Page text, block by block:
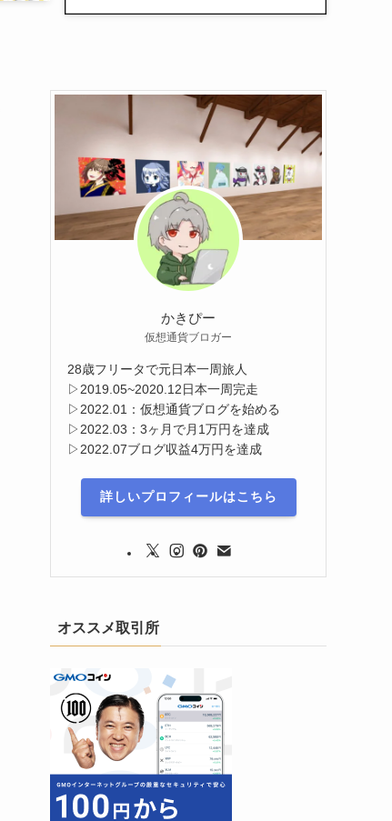
かきぴー
仮想通貨ブロガー
28歳フリータで元日本一周旅人
▷2019.05~2020.12日本一周完走
▷2022.01：仮想通貨ブログを始める
▷2022.03：3ヶ月で月1万円を達成
▷2022.07ブログ収益4万円を達成
詳しいプロフィールはこちら
オススメ取引所